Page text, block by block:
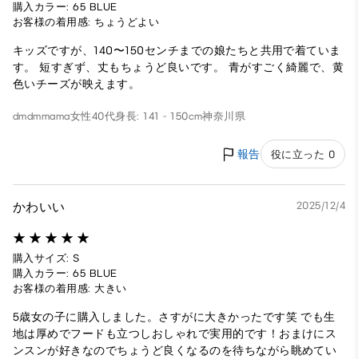
購入カラー: 65 BLUE
お客様の着用感: ちょうどよい
キッズですが、140〜150センチまでの娘たちと共用で着ていま
す。 短すぎず、丈もちょうど良いです。 青がすごく綺麗で、黄
色いチーズが映えます。
dmdmmama女性40代身長: 141 - 150cm神奈川県
報告 役に立った 0
かわいい 2025/12/4
購入サイズ: S
購入カラー: 65 BLUE
お客様の着用感: 大きい
5歳女の子に購入しました。さすがに大きかったです笑 でも生
地は厚めでフードも立つしおしゃれで実用的です！おまけにス
ンスンが好きなのでちょうど良くなるのを待ちながら眺めてい